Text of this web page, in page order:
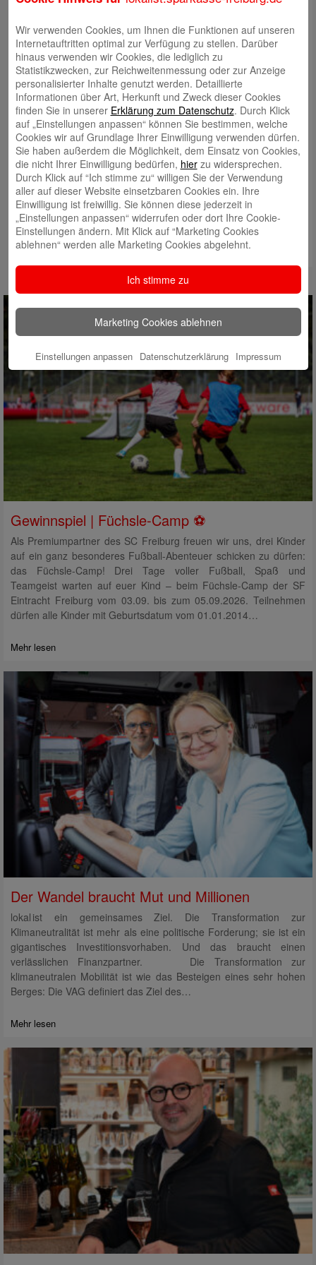
Gewinnspiel | Füchsle-Camp ⚽
Als Premiumpartner des SC Freiburg freuen wir uns, drei Kinder
auf ein ganz besonderes Fußball-Abenteuer schicken zu dürfen:
das Füchsle-Camp! Drei Tage voller Fußball, Spaß und
Teamgeist warten auf euer Kind – beim Füchsle-Camp der SF
Eintracht Freiburg vom 03.09. bis zum 05.09.2026. Teilnehmen
dürfen alle Kinder mit Geburtsdatum vom 01.01.2014…
Mehr lesen
Der Wandel braucht Mut und Millionen
lokal ist ein gemeinsames Ziel. Die Transformation zur
Klimaneutralität ist mehr als eine politische Forderung; sie ist ein
gigantisches Investitionsvorhaben. Und das braucht einen
verlässlichen Finanzpartner. Die Transformation zur
klimaneutralen Mobilität ist wie das Besteigen eines sehr hohen
Berges: Die VAG definiert das Ziel des…
Mehr lesen
Wir verwenden Cookies, um Ihnen die Funktionen auf unseren
Internetauftritten optimal zur Verfügung zu stellen. Darüber
hinaus verwenden wir Cookies, die lediglich zu
Statistikzwecken, zur Reichweitenmessung oder zur Anzeige
personalisierter Inhalte genutzt werden. Detaillierte
Informationen über Art, Herkunft und Zweck dieser Cookies
finden Sie in unserer Erklärung zum Datenschutz. Durch Klick
auf „Einstellungen anpassen“ können Sie bestimmen, welche
Cookies wir auf Grundlage Ihrer Einwilligung verwenden dürfen.
Sie haben außerdem die Möglichkeit, dem Einsatz von Cookies,
die nicht Ihrer Einwilligung bedürfen, hierzu widersprechen.
Durch Klick auf “Ich stimme zu“ willigen Sie der Verwendung
aller auf dieser Website einsetzbaren Cookies ein. Ihre
Einwilligung ist freiwillig. Sie können diese jederzeit in
„Einstellungen anpassen“ widerrufen oder dort Ihre Cookie-
Einstellungen ändern. Mit Klick auf “Marketing Cookies
ablehnen“ werden alle Marketing Cookies abgelehnt.
Ich stimme zu
Marketing Cookies ablehnen
Einstellungen anpassen Datenschutzerklärung Impressum